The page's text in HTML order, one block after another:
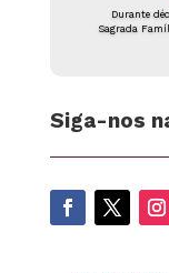
Durante
Sagrada
Siga-nos